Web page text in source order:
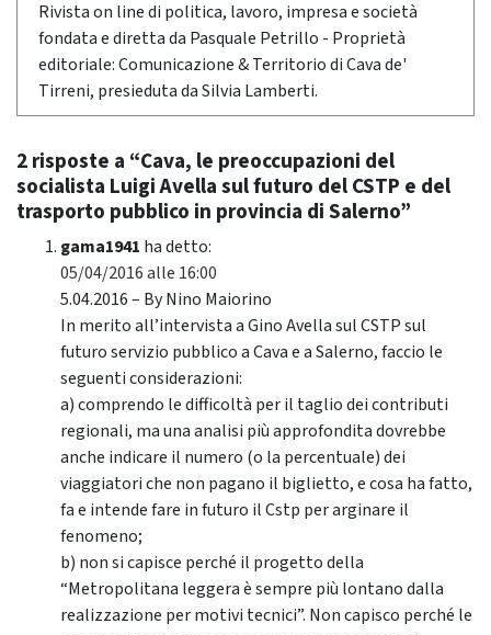
Rivista on line di politica, lavoro, impresa e società
fondata e diretta da Pasquale Petrillo - Proprietà
editoriale: Comunicazione & Territorio di Cava de'
Tirreni, presieduta da Silvia Lamberti.
2 risposte a “Cava, le preoccupazioni del
socialista Luigi Avella sul futuro del CSTP e del
trasporto pubblico in provincia di Salerno”
gama1941 ha detto:
05/04/2016 alle 16:00
5.04.2016 – By Nino Maiorino
In merito all’intervista a Gino Avella sul CSTP sul
futuro servizio pubblico a Cava e a Salerno, faccio le
seguenti considerazioni:
a) comprendo le difficoltà per il taglio dei contributi
regionali, ma una analisi più approfondita dovrebbe
anche indicare il numero (o la percentuale) dei
viaggiatori che non pagano il biglietto, e cosa ha fatto,
fa e intende fare in futuro il Cstp per arginare il
fenomeno;
b) non si capisce perché il progetto della
“Metropolitana leggera è sempre più lontano dalla
realizzazione per motivi tecnici”. Non capisco perché le